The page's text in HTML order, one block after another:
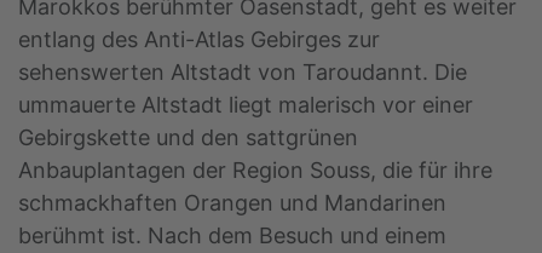
Marokkos berühmter Oasenstadt, geht es weiter
entlang des Anti-Atlas Gebirges zur
sehenswerten Altstadt von Taroudannt. Die
ummauerte Altstadt liegt malerisch vor einer
Gebirgskette und den sattgrünen
Anbauplantagen der Region Souss, die für ihre
schmackhaften Orangen und Mandarinen
berühmt ist. Nach dem Besuch und einem